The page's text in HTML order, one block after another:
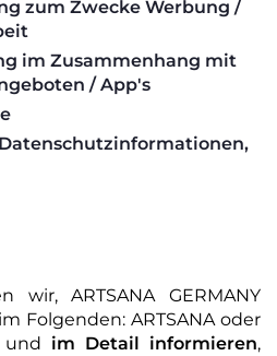
zum Zwecke Werbung /
im Zusammenhang mit
/ App's
wir, ARTSANA GERMANY
Folgenden: ARTSANA oder
und im Detail informieren,